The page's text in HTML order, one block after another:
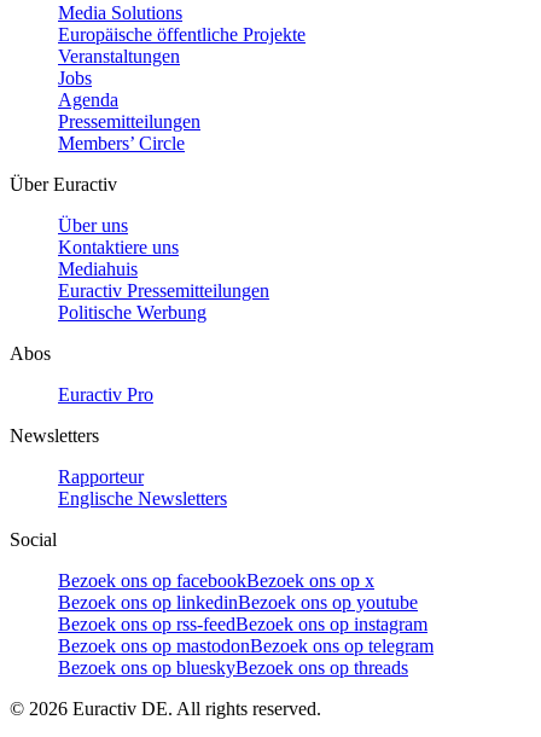
Media Solutions
Europäische öffentliche Projekte
Veranstaltungen
Jobs
Agenda
Pressemitteilungen
Members’ Circle
Über Euractiv
Über uns
Kontaktiere uns
Mediahuis
Euractiv Pressemitteilungen
Politische Werbung
Abos
Euractiv Pro
Newsletters
Rapporteur
Englische Newsletters
Social
Bezoek ons op facebookBezoek ons op x
Bezoek ons op linkedinBezoek ons op youtube
Bezoek ons op rss-feedBezoek ons op instagram
Bezoek ons op mastodonBezoek ons op telegram
Bezoek ons op blueskyBezoek ons op threads
© 2026 Euractiv DE. All rights reserved.